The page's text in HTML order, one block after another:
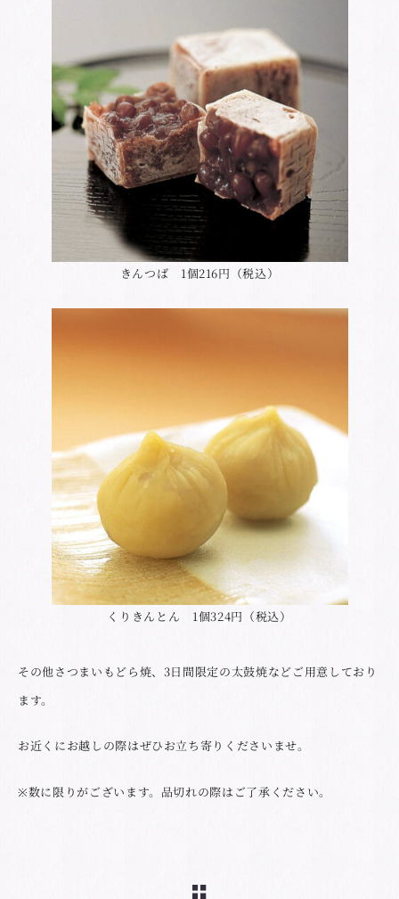
きんつば 1個216円（税込）
くりきんとん 1個324円（税込）
その他さつまいもどら焼、3日間限定の太鼓焼などご用意しており
ます。
お近くにお越しの際はぜひお立ち寄りくださいませ。
※数に限りがございます。品切れの際はご了承ください。